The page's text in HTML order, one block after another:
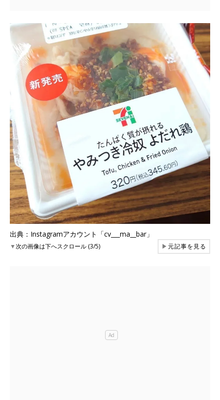
出典：Instagramアカウント「cv___ma__bar」
▼次の画像は下へスクロール (3/5) ▶元記事を見る